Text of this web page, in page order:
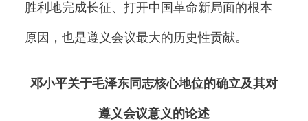
胜利地完成长征、打开中国革命新局面的根本
原因，也是遵义会议最大的历史性贡献。
邓小平关于毛泽东同志核心地位的确立及其对
遵义会议意义的论述